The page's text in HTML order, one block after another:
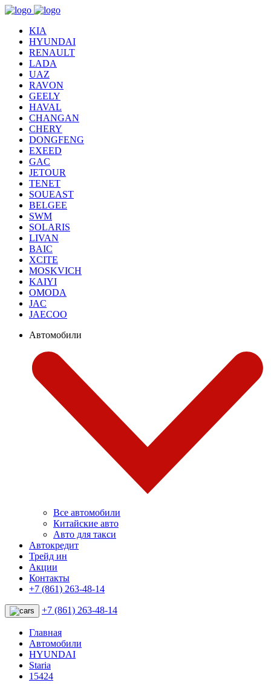
KIA
HYUNDAI
RENAULT
LADA
UAZ
RAVON
GEELY
HAVAL
CHANGAN
CHERY
DONGFENG
EXEED
GAC
JETOUR
TENET
SOUEAST
BELGEE
SWM
SOLARIS
LIVAN
BAIC
XCITE
MOSKVICH
KAIYI
OMODA
JAC
JAECOO
Автомобили
Все автомобили
Китайские авто
Авто для такси
Автокредит
Трейд ин
Акции
Контакты
+7 (861) 263-48-14
+7 (861) 263-48-14
Главная
Автомобили
HYUNDAI
Staria
15424